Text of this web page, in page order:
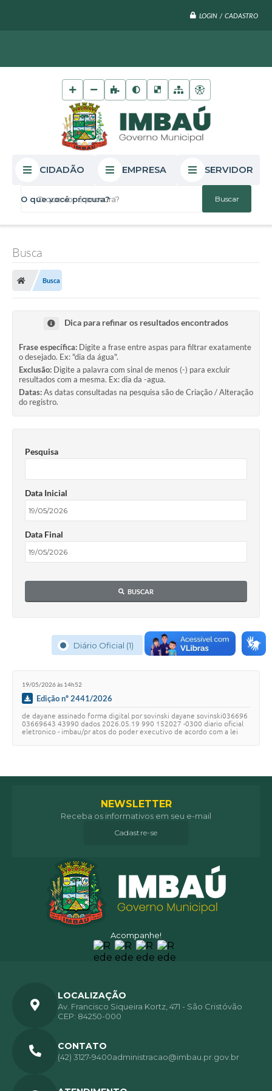
LOGIN / CADASTRO
O que você procura?
CIDADÃO EMPRESA SERVIDOR
Busca
Busca
Dica para refinar os resultados encontrados
Frase específica: Digite a frase entre aspas para filtrar exatamente
o desejado. Ex: "dia da água".
Exclusão: Digite a palavra com sinal de menos (-) para excluir
resultados com a mesma. Ex: dia da -agua.
Datas:As datas consultadas na pesquisa são de Criação / Alteração
do registro.
Pesquisa
Data Inicial
Data Final
BUSCAR
Diário Oficial (1) Notícias (1)
19/05/2026 às 14h52
Edição nº 2441/2026
de dayane assinado forma digital por sovinski dayane sovinski036696
03669643 43990 dados 2026.05.19 990 152027 -0300 diario oficial
eletronico - imbau/pr atos do poder executivo de acordo com a lei
Acompanhe!
NEWSLETTER
Receba os informativos em seu e-mail
Cadastre-se
LOCALIZAÇÃO
Av. Francisco Siqueira Kortz, 471 - São Cristóvão
CEP: 84250-000
CONTATO
(42) 3127-9400administracao@imbau.pr.gov.br